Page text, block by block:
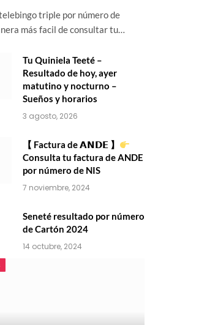
triple por número de
más facil de consultar tu…
Tu Quiniela Teeté –
Resultado de hoy, ayer
matutino y nocturno –
Sueños y horarios
3 agosto, 2026
【 Factura de 𝗔𝗡𝗗𝗘 】
Consulta tu factura de ANDE
por número de NIS
7 noviembre, 2024
Seneté resultado por número
de Cartón 2024
14 octubre, 2024